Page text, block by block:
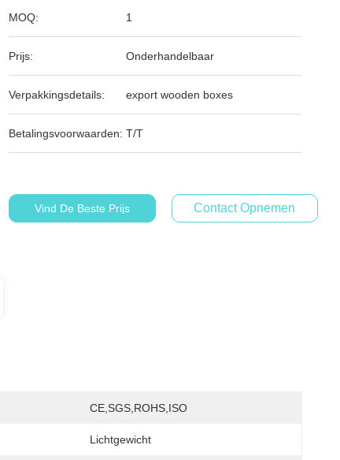
MOQ: 1
Prijs: Onderhandelbaar
Verpakkingsdetails: export wooden boxes
Betalingsvoorwaarden: T/T
Vind De Beste Prijs Contact Opnemen
CE,SGS,ROHS,ISO
Lichtgewicht